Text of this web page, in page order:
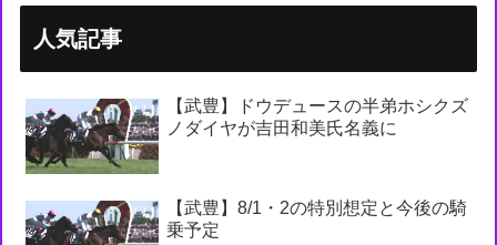
人気記事
【武豊】ドウデュースの半弟ホシクズ
ノダイヤが吉田和美氏名義に
【武豊】8/1・2の特別想定と今後の騎
乗予定